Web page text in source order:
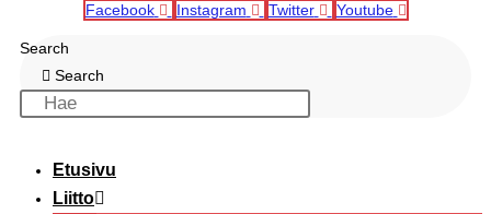
Facebook Instagram Twitter Youtube
Search
Search
Etusivu
Liitto